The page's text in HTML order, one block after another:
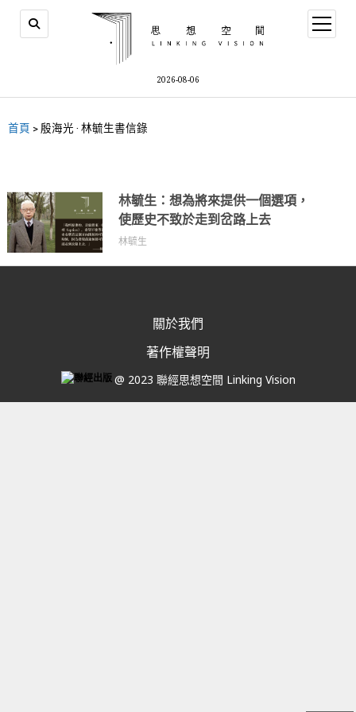
2026-08-06
首頁 > 殷海光 · 林毓生書信錄
林毓生：想為將來提供一個選項，
使歷史不致於走到岔路上去
林毓生
關於我們
著作權聲明
@ 2023 聯經思想空間 Linking Vision